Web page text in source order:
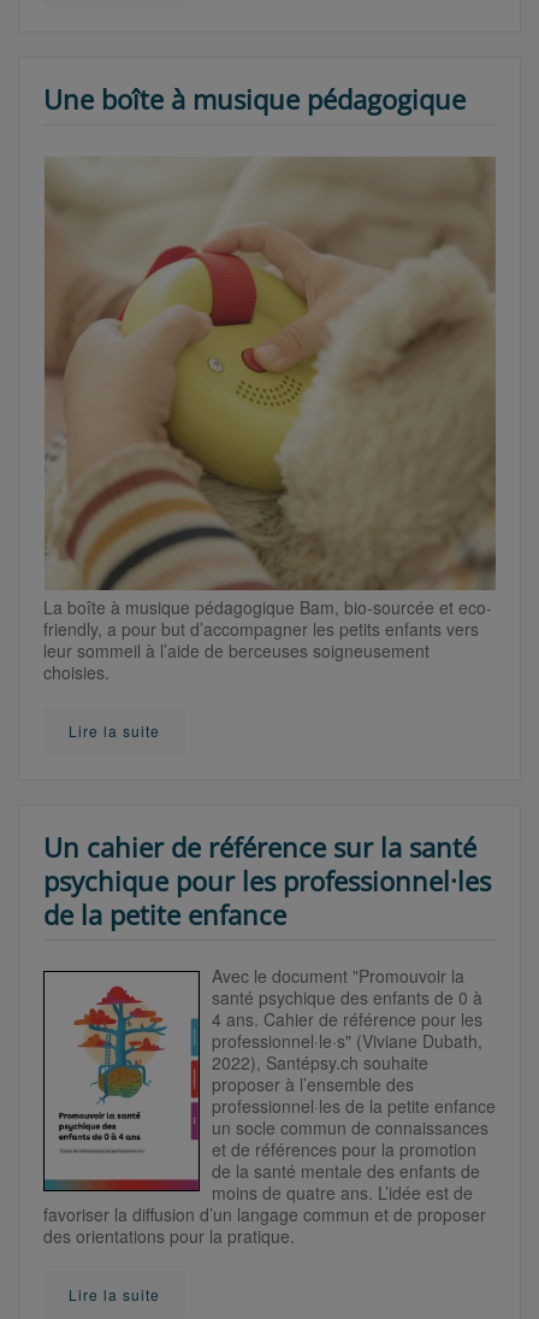
Une boîte à musique pédagogique
La boîte à musique pédagogique Bam, bio-sourcée et eco-
friendly, a pour but d’accompagner les petits enfants vers
leur sommeil à l’aide de berceuses soigneusement
choisies.
Lire la suite
Un cahier de référence sur la santé
psychique pour les professionnel·les
de la petite enfance
Avec le document "Promouvoir la
santé psychique des enfants de 0 à
4 ans. Cahier de référence pour les
professionnel·le·s" (Viviane Dubath,
2022), Santépsy.ch souhaite
proposer à l’ensemble des
professionnel·les de la petite enfance
un socle commun de connaissances
et de références pour la promotion
de la santé mentale des enfants de
moins de quatre ans. L’idée est de
favoriser la diffusion d’un langage commun et de proposer
des orientations pour la pratique.
Lire la suite